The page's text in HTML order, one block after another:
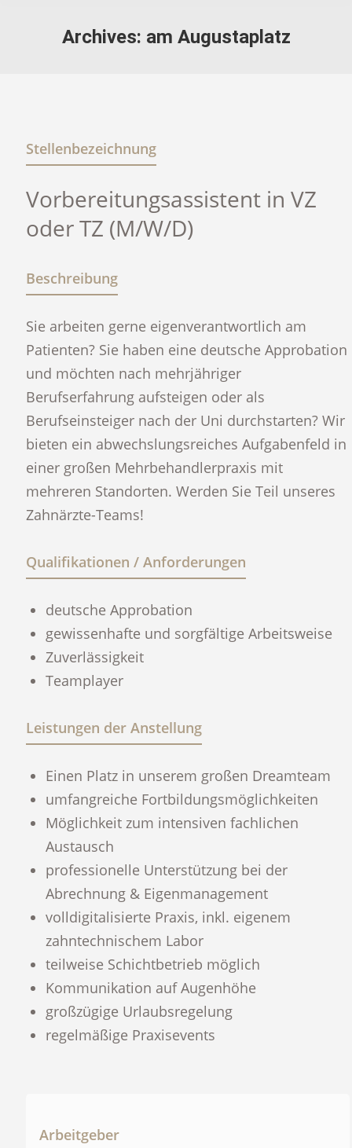
Archives: am Augustaplatz
Stellenbezeichnung
Vorbereitungsassistent in VZ
oder TZ (M/W/D)
Beschreibung
Sie arbeiten gerne eigenverantwortlich am
Patienten? Sie haben eine deutsche Approbation
und möchten nach mehrjähriger
Berufserfahrung aufsteigen oder als
Berufseinsteiger nach der Uni durchstarten? Wir
bieten ein abwechslungsreiches Aufgabenfeld in
einer großen Mehrbehandlerpraxis mit
mehreren Standorten. Werden Sie Teil unseres
Zahnärzte-Teams!
Qualifikationen / Anforderungen
deutsche Approbation
gewissenhafte und sorgfältige Arbeitsweise
Zuverlässigkeit
Teamplayer
Leistungen der Anstellung
Einen Platz in unserem großen Dreamteam
umfangreiche Fortbildungsmöglichkeiten
Möglichkeit zum intensiven fachlichen
Austausch
professionelle Unterstützung bei der
Abrechnung & Eigenmanagement
volldigitalisierte Praxis, inkl. eigenem
zahntechnischem Labor
teilweise Schichtbetrieb möglich
Kommunikation auf Augenhöhe
großzügige Urlaubsregelung
regelmäßige Praxisevents
Arbeitgeber